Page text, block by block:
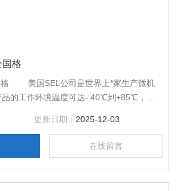
国格
格 美国SEL公司是世界上*家生产微机
的工作环境温度可达- 40℃到+85℃，装
更新日期： 2025-12-03
在线留言